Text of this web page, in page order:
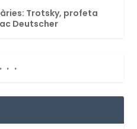
Trotsky, profeta
Deutscher